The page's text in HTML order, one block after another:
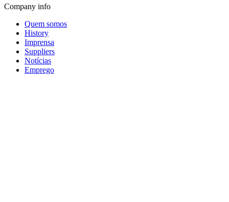
Company info
Quem somos
History
Imprensa
Suppliers
Notícias
Emprego